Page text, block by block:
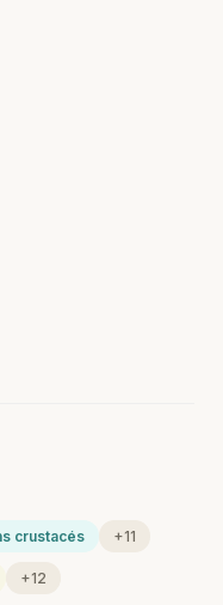
crustacés +11
+12